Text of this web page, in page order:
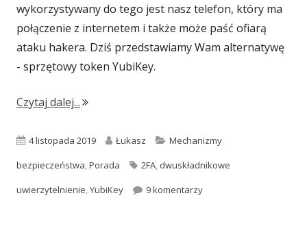
wykorzystywany do tego jest nasz telefon, który ma
połączenie z internetem i także może paść ofiarą
ataku hakera. Dziś przedstawiamy Wam alternatywę
- sprzętowy token YubiKey.
Czytaj dalej..."Zwiększamy bezpieczeństwo naszych
Opublikowano
4 listopada 2019 Autor
Łukasz Kategorie
Mechanizmy
bezpieczeństwa,Porada Tagi
2FA, dwuskładnikowe
uwierzytelnienie,YubiKey 9 komentarzydo Zwiększamy